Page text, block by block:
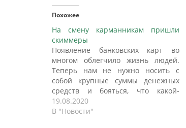
Похожее
На смену карманникам пришли
скиммеры
Появление банковских карт во
многом облегчило жизнь людей.
Теперь нам не нужно носить с
собой крупные суммы денежных
средств и бояться, что какой-
нибудь воришка похитит кошелек.
Практически все магазины
19.08.2020
В "Новости"